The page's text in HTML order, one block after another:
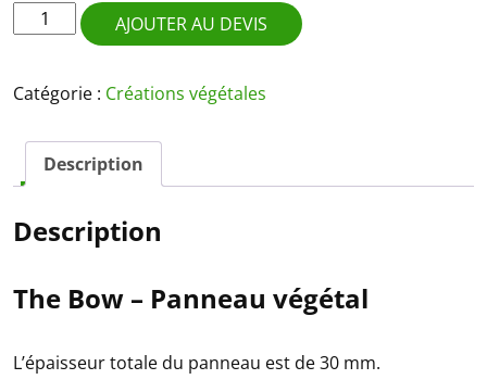
quantité
de
Bow
AJOUTER AU DEVIS
Catégorie : Créations végétales
Description
Description
The Bow – Panneau végétal
L’épaisseur totale du panneau est de 30 mm.